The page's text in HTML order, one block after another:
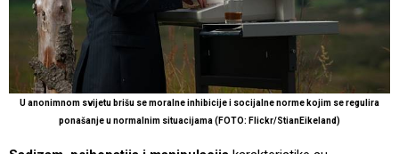
U anonimnom svijetu brišu se moralne inhibicije i socijalne norme kojim se regulira
ponašanje u normalnim situacijama (FOTO: Flickr/StianEikeland)